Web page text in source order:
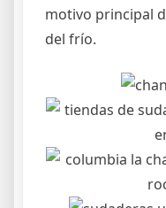
motivo principal
del frío.